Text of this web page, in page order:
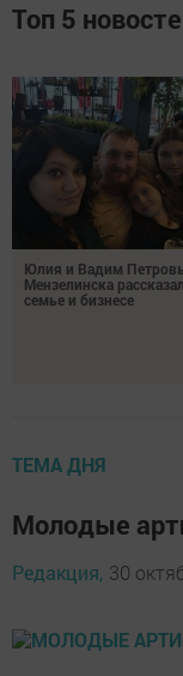
Топ 5
Юлия и Вадим
Мензелинска
семье и бизнесе
ТЕМА ДНЯ
Молодые
Редакция, 30